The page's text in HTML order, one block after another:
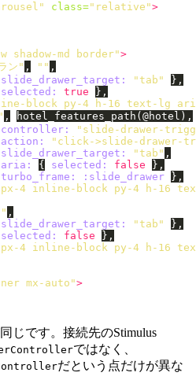
class="relative">
md border">
ン" , "" ,
slide_drawer_target: "tab"
},
selected: true
},
block py-4 h-16 text-lg
, hotel_features_path ( @hotel ),
controller:
"slide-drawer-
action:
"click->slide-drawer-
slide_drawer_target:
"tab" ,
aria: { selected: false
},
turbo_frame: :slide_drawer
},
4 inline-block py-4 h-16
,
slide_drawer_target: "tab"
},
selected: false
},
4 inline-block py-4 h-16
mx-auto">
じです。接続先のStimulus
ではなく、
だという点だけが異な